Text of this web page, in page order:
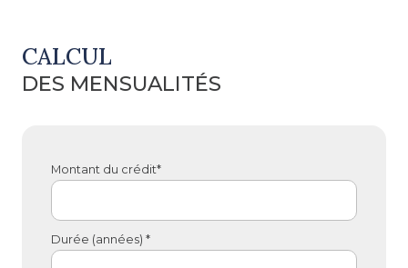
CALCUL
DES MENSUALITÉS
Montant du crédit*
Durée (années) *